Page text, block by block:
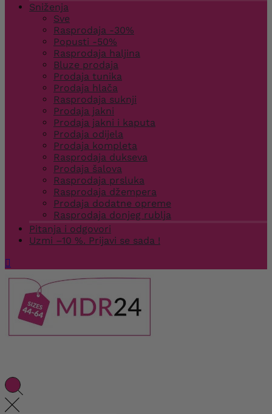
Sniženja
Sve
Rasprodaja -30%
Popusti -50%
Rasprodaja haljina
Bluze prodaja
Prodaja tunika
Prodaja hlača
Rasprodaja suknji
Prodaja jakni
Prodaja jakni i kaputa
Prodaja odijela
Prodaja kompleta
Rasprodaja dukseva
Prodaja šalova
Rasprodaja prsluka
Rasprodaja džempera
Prodaja dodatne opreme
Rasprodaja donjeg rublja
Pitanja i odgovori
Uzmi –10 %. Prijavi se sada !
